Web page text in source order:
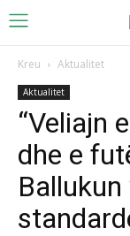
Kreu Aktualitet
Aktualitet
“Veliajn
dhe e